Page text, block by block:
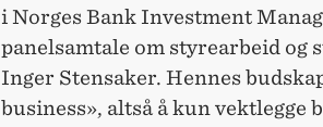
i Norges Bank Investment
panelsamtale om styrearbeid og
Inger Stensaker. Hennes
business», altså å kun